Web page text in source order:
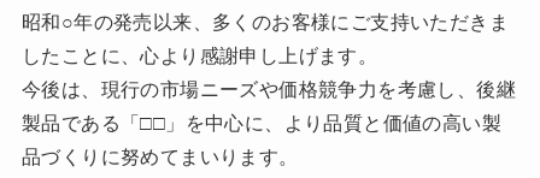
昭和○年の発売以来、多くのお客様にご支持いただきま
したことに、心より感謝申し上げます。
今後は、現行の市場ニーズや価格競争力を考慮し、後継
製品である「□□」を中心に、より品質と価値の高い製
品づくりに努めてまいります。